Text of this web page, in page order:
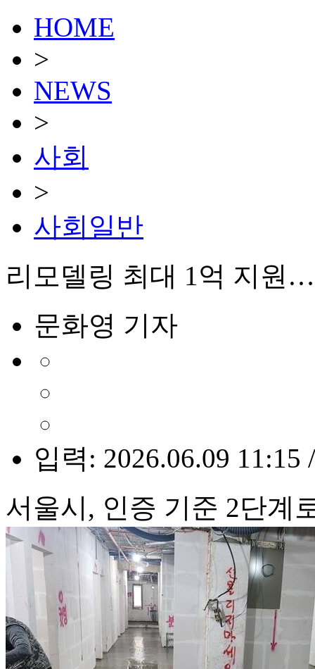
HOME
>
NEWS
>
사회
>
사회일반
리모델링 최대 1억 지원
문화영 기자
입력: 2026.06.09 11:15
서울시, 인증 기준 2단계